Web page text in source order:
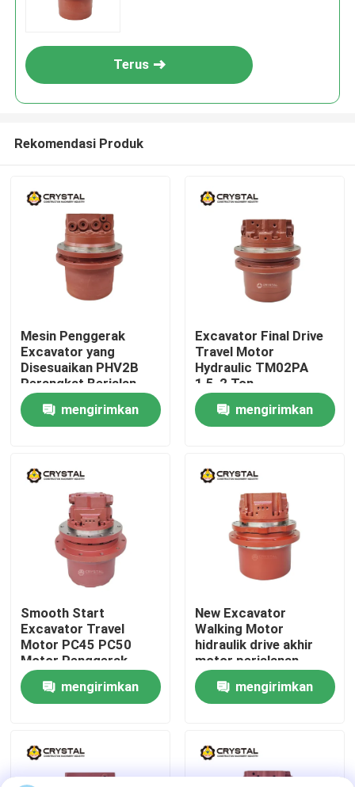
Rumah
Produk
Video
Tentang Kami
Tur Pabrik
Kontrol Kualitas
Hubungi Kami
Berita
Motor Perjalanan Ekskavator
Terus
Rekomendasi Produk
Mesin Penggerak
Excavator yang
Disesuaikan PHV2B
Perangkat Berjalan
Hidraulik
mengirimkan
Excavator Final Drive
Travel Motor
Hydraulic TM02PA
1,5-2 Ton
mengirimkan
Smooth Start
Excavator Travel
Motor PC45 PC50
Motor Penggerak
Akhir
mengirimkan
New Excavator
Walking Motor
hidraulik drive akhir
motor perjalanan
mengirimkan